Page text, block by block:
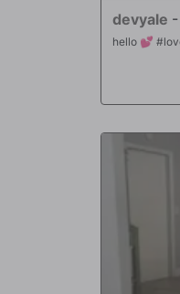
devyale -